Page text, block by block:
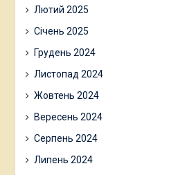
Лютий 2025
Січень 2025
Грудень 2024
Листопад 2024
Жовтень 2024
Вересень 2024
Серпень 2024
Липень 2024